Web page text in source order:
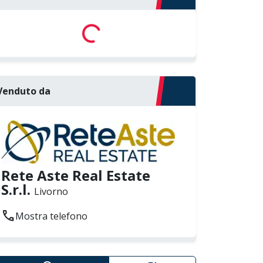
Loading...
da
Rete Aste Real Estate
S.r.l. Livorno
callMostra telefono